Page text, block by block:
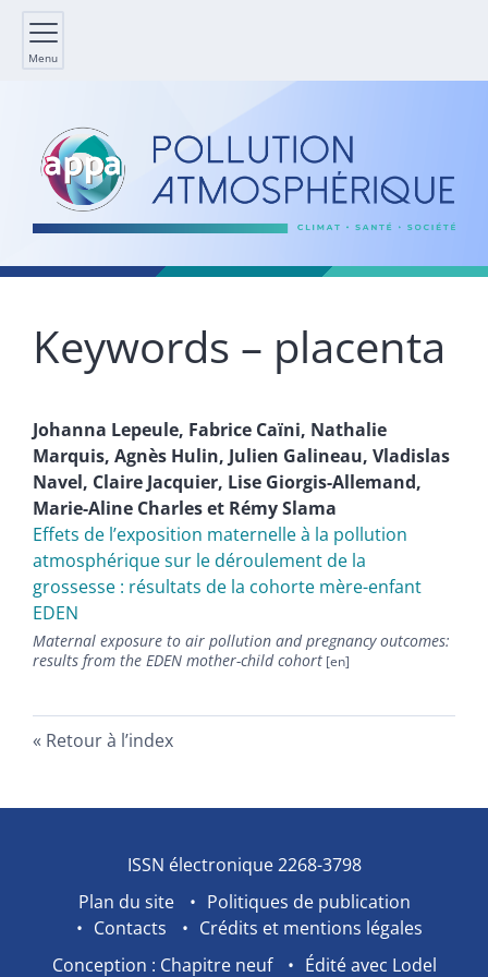
Menu
Keywords – placenta
Johanna Lepeule, Fabrice Caïni, Nathalie
Marquis, Agnès Hulin, Julien Galineau, Vladislas
Navel, Claire Jacquier, Lise Giorgis-Allemand,
Marie-Aline Charleset RémySlama
Effets de l’exposition maternelle à la pollution
atmosphérique sur le déroulement de la
grossesse : résultats de la cohorte mère-enfant
EDEN
Maternal exposure to air pollution and pregnancy outcomes:
results from the EDEN mother-child cohort
Retour à l’index
ISSN électronique 2268-3798
Plan du site
Politiques de publication
Contacts
Crédits et mentions légales
Conception : Chapitre neuf
Édité avec Lodel